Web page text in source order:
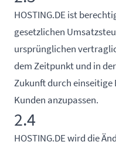
HOSTING.DE ist
gesetzlichen
ursprünglichen
dem Zeitpunkt und in
Zukunft durch einseitige
Kunden anzupassen.
2.4
HOSTING.DE wird die